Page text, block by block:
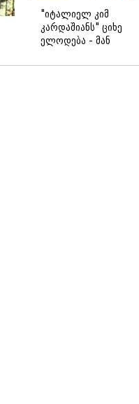
"იტალიელ კიმ
კარდაშიანს" ციხე
ელოდება - მან
მილიონები